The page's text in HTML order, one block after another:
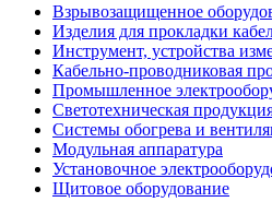
Взрывозащищенное
Изделия для прокладки
Инструмент, устройства
Кабельно-проводниковая
Промышленное
Светотехническая
Системы обогрева и
Модульная аппаратура
Установочное
Щитовое оборудование